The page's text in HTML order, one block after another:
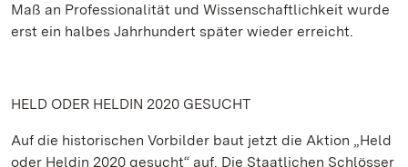
Maß an Professionalität und Wissenschaftlichkeit wurde
erst ein halbes Jahrhundert später wieder erreicht.
HELD ODER HELDIN 2020 GESUCHT
Auf die historischen Vorbilder baut jetzt die Aktion „Held
oder Heldin 2020 gesucht“ auf. Die Staatlichen Schlösser